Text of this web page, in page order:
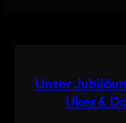
Unser
Ukes &